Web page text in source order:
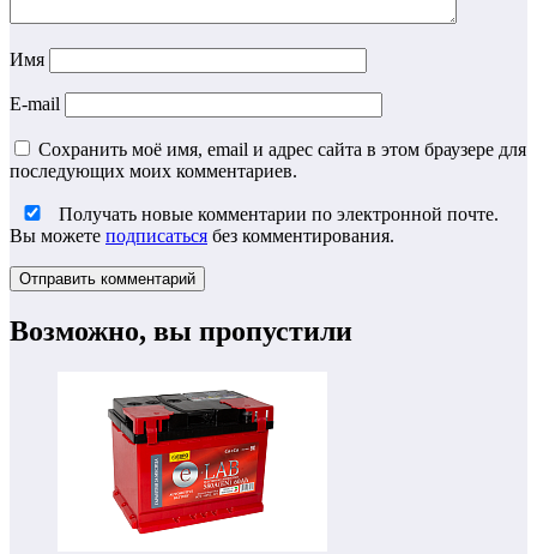
Имя
E-mail
Сохранить моё имя, email и адрес сайта в этом браузере для
последующих моих комментариев.
Получать новые комментарии по электронной почте.
Вы можете подписаться без комментирования.
Возможно, вы пропустили